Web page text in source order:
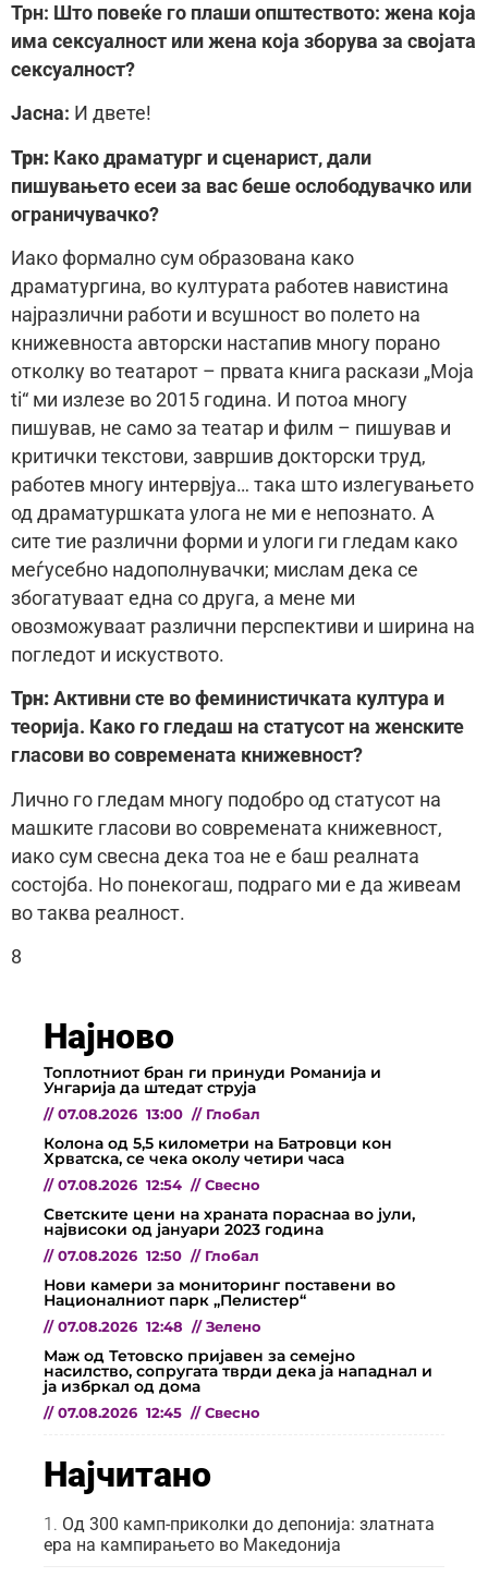
Трн: Што повеќе го плаши општеството: жена која
има сексуалност или жена која зборува за својата
сексуалност?
Јасна: И двете!
Трн: Како драматург и сценарист, дали
пишувањето есеи за вас беше ослободувачко или
ограничувачко?
Иако формално сум образована како
драматургина, во културата работев навистина
најразлични работи и всушност во полето на
книжевноста авторски настапив многу порано
отколку во театарот – првата книга раскази „Moja
ti“ ми излезе во 2015 година. И потоа многу
пишував, не само за театар и филм – пишував и
критички текстови, завршив докторски труд,
работев многу интервјуа… така што излегувањето
од драматуршката улога не ми е непознато. А
сите тие различни форми и улоги ги гледам како
меѓусебно надополнувачки; мислам дека се
збогатуваат една со друга, а мене ми
овозможуваат различни перспективи и ширина на
погледот и искуството.
Трн: Активни сте во феминистичката култура и
теорија. Како го гледаш на статусот на женските
гласови во современата книжевност?
Лично го гледам многу подобро од статусот на
машките гласови во современата книжевност,
иако сум свесна дека тоа не е баш реалната
состојба. Но понекогаш, подраго ми е да живеам
во таква реалност.
8
Најново
Топлотниот бран ги принуди Романија и
Унгарија да штедат струја
// 07.08.2026 13:00 // Глобал
Колона од 5,5 километри на Батровци кон
Хрватска, се чека околу четири часа
// 07.08.2026 12:54 // Свесно
Светските цени на храната пораснаа во јули,
највисоки од јануари 2023 година
// 07.08.2026 12:50 // Глобал
Нови камери за мониторинг поставени во
Националниот парк „Пелистер“
// 07.08.2026 12:48 // Зелено
Маж од Тетовско пријавен за семејно
насилство, сопругата тврди дека ја нападнал и
ја избркал од дома
// 07.08.2026 12:45 // Свесно
Најчитано
Од 300 камп-приколки до депонија: златната
ера на кампирањето во Македонија